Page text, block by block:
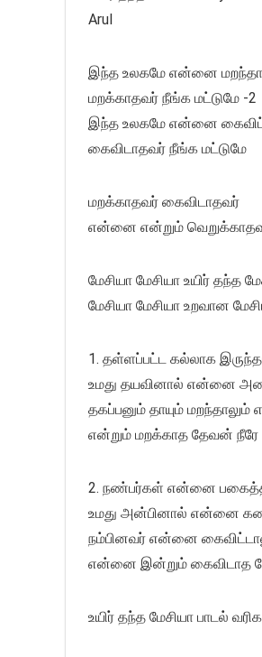
Arul
இந்த உலகமே என்னை
மறக்காதவர் நீங்க மட்டுமே -2
இந்த உலகமே என்னை
கைவிடாதவர் நீங்க மட்டுமே
மறக்காதவர் கைவிடாதவர்
என்னை என்றும்
மேசியா மேசியா உயிர் தந்த
மேசியா மேசியா உறவான
1. தள்ளப்பட்ட கல்லாக
உமது தயவினால் என்னை
தகப்பனும் தாயும்
என்றும் மறக்காத தேவன் நீரே
2. நண்பர்கள் என்னை
உமது அன்பினால் என்னை
நம்பினவர் என்னை
என்னை இன்றும் கைவிடாத
உயிர் தந்த மேசியா பாடல்